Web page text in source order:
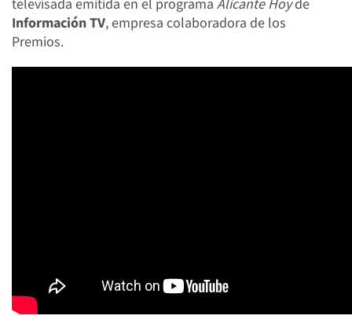
Información TV, empresa colaboradora de los
Premios.